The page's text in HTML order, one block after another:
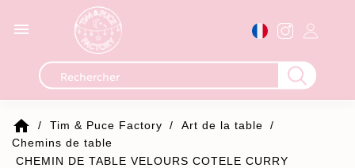

home Tim & Puce Factory
Art de la table
Chemins de table
CHEMIN DE TABLE VELOURS COTELE CURRY